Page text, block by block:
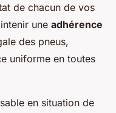
de chacun de vos
une adhérence
des pneus,
uniforme en toutes
en situation de